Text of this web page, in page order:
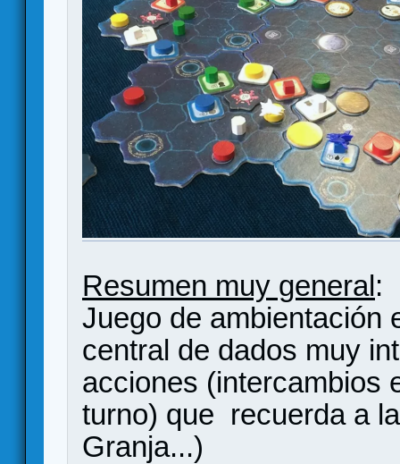
Resumen muy general:
Juego de ambientación
central de dados muy
acciones (intercambios
turno) que recuerda a
Granja...)